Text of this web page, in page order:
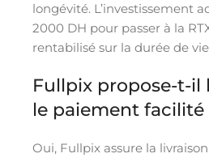
longévité. L’investissement
2000 DH pour passer à la
rentabilisé sur la durée de
Fullpix propose-t-il
le paiement facilité
Oui, Fullpix assure la